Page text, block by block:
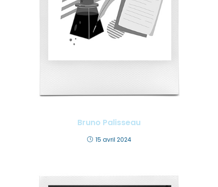
Bruno Palisseau
15 avril 2024